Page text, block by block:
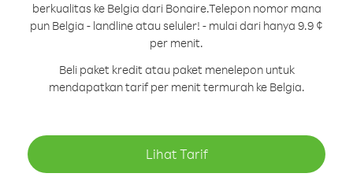
berkualitas ke Belgia dari Bonaire.Telepon nomor mana
pun Belgia - landline atau seluler! - mulai dari hanya 9.9 ¢
per menit.
Beli paket kredit atau paket menelepon untuk
mendapatkan tarif per menit termurah ke Belgia.
Lihat Tarif